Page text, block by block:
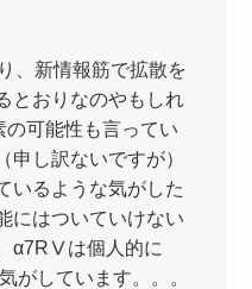
、新情報筋で拡散を
とおりなのやもしれ
の可能性も言ってい
し訳ないですが）
いるような気がした
にはついていけない
α7RⅤは個人的に
がしています。。。